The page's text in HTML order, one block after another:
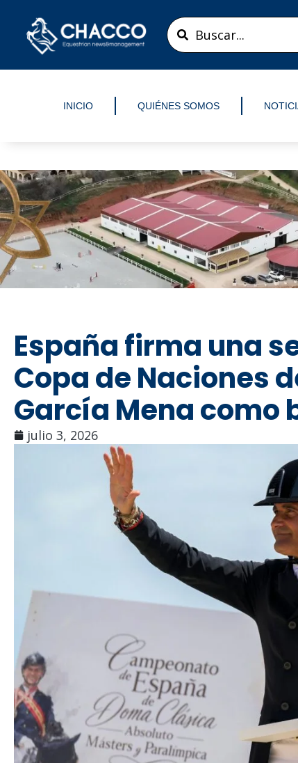
contenido
Search
...
INICIO QUIÉNES SOMOS
España firma una
Copa de Naciones
García Mena como
julio 3, 2026